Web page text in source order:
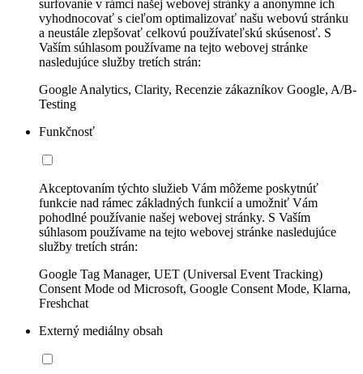
surfovanie v rámci našej webovej stránky a anonymne ich
vyhodnocovať s cieľom optimalizovať našu webovú stránku
a neustále zlepšovať celkovú používateľskú skúsenosť. S
Vaším súhlasom používame na tejto webovej stránke
nasledujúce služby tretích strán:
Google Analytics, Clarity, Recenzie zákazníkov Google, A/B-
Testing
Funkčnosť
Akceptovaním týchto služieb Vám môžeme poskytnúť
funkcie nad rámec základných funkcií a umožniť Vám
pohodlné používanie našej webovej stránky. S Vaším
súhlasom používame na tejto webovej stránke nasledujúce
služby tretích strán:
Google Tag Manager, UET (Universal Event Tracking)
Consent Mode od Microsoft, Google Consent Mode, Klarna,
Freshchat
Externý mediálny obsah